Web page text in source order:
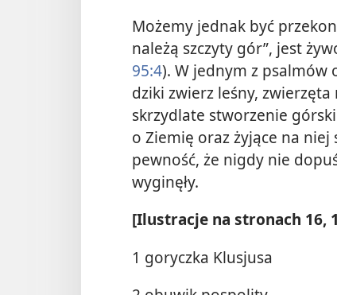
Możemy jednak być
należą szczyty gór”, jest
95:4). W jednym z psalmów
dziki zwierz leśny,
skrzydlate stworzenie
o Ziemię oraz żyjące na
pewność, że nigdy nie
wyginęły.
[Ilustracje na stronach 16,
1 goryczka Klusjusa